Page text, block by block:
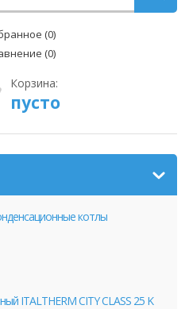
(0)
(0)
Корзина:
пусто
котлы
ITALTHERM CITY CLASS 25 K